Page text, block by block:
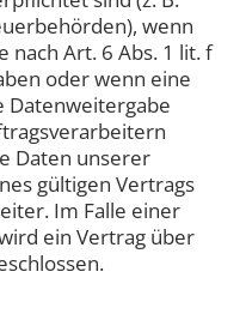
wenn
Art. 6 Abs. 1 lit. f
oder wenn eine
Datenweitergabe
Daten unserer
gültigen Vertrags
Im Falle einer
ein Vertrag über